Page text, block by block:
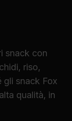
snack con
riso,
gli snack Fox
qualità, in